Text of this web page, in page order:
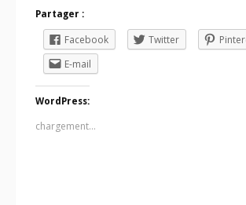
Partager :
Facebook Twitter
E-mail
WordPress:
chargement…